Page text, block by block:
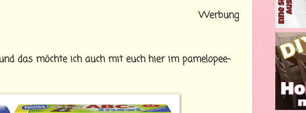
Werbung
das möchte ich auch mit euch hier im pamelopee-